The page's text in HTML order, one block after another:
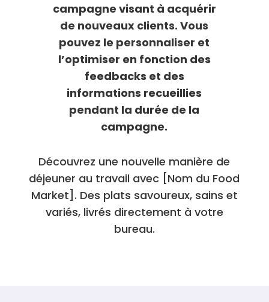
campagne visant à acquérir
de nouveaux clients. Vous
pouvez le personnaliser et
l’optimiser en fonction des
feedbacks et des
informations recueillies
pendant la durée de la
campagne.
Découvrez une nouvelle manière de
déjeuner au travail avec [Nom du Food
Market]. Des plats savoureux, sains et
variés, livrés directement à votre
bureau.